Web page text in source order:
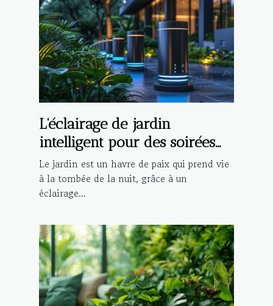
L'éclairage de jardin
intelligent pour des soirées
en extérieur magiques guide
d'installation et d'utilisation
Le jardin est un havre de paix qui prend vie
à la tombée de la nuit, grâce à un
éclairage...